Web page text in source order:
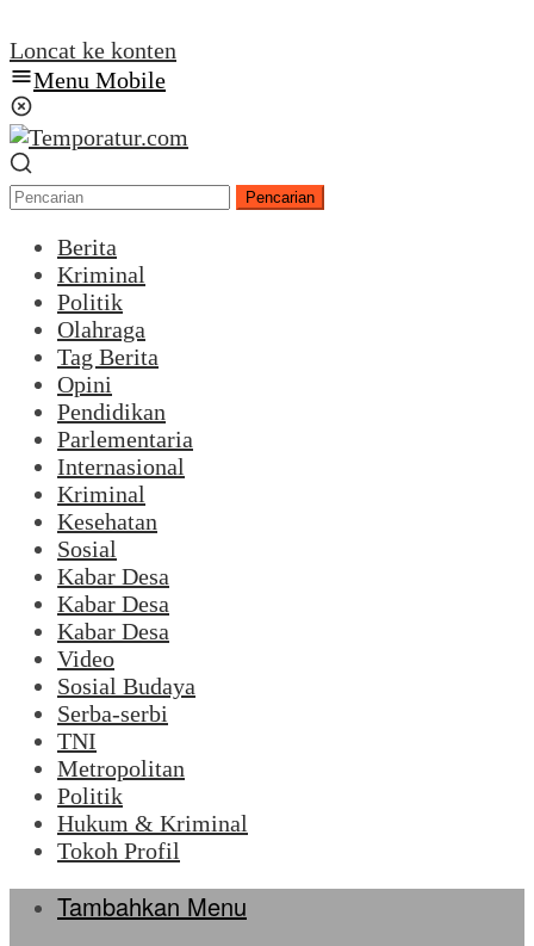
Loncat ke konten
Menu Mobile
Pencarian
Berita
Kriminal
Politik
Olahraga
Tag Berita
Opini
Pendidikan
Parlementaria
Internasional
Kriminal
Kesehatan
Sosial
Kabar Desa
Kabar Desa
Kabar Desa
Video
Sosial Budaya
Serba-serbi
TNI
Metropolitan
Politik
Hukum & Kriminal
Tokoh Profil
Tambahkan Menu